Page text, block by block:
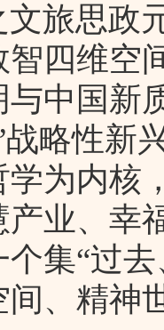
旅思政
四维空
与中国新
战略性新
学为内核
业、幸
集“过
间、精神